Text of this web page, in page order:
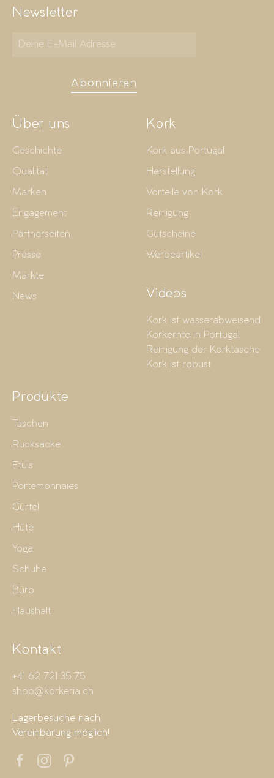
Newsletter
Abonnieren
Über uns
Geschichte
Qualität
Marken
Engagement
Partnerseiten
Presse
Märkte
News
Kork
Kork aus Portugal
Herstellung
Vorteile von Kork
Reinigung
Gutscheine
Werbeartikel
Videos
Kork ist wasserabweisend
Korkernte in Portugal
Reinigung der Korktasche
Kork ist robust
Produkte
Taschen
Rucksäcke
Etuis
Portemonnaies
Gürtel
Hüte
Yoga
Schuhe
Büro
Haushalt
Kontakt
+41 62 721 35 75
shop@korkeria.ch
Lagerbesuche nach
Vereinbarung möglich!